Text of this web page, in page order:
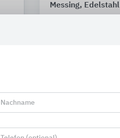
Messing, Edelstahl
Nachname